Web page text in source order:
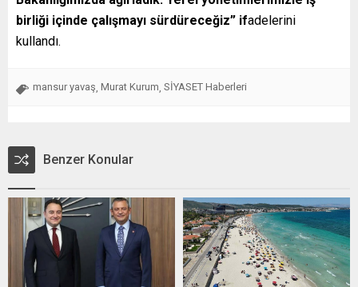
birliği içinde çalışmayı sürdüreceğiz” ifadelerini
kullandı.
mansur yavaş, Murat Kurum, SİYASET Haberleri
Benzer Konular